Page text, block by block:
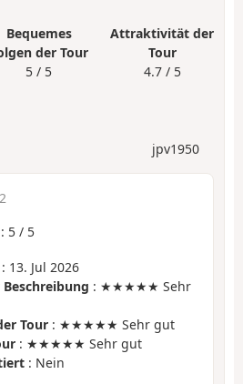
Bequemes
der Tour
5 / 5
Attraktivität der
Tour
4.7 / 5
jpv1950
: 5 / 5
: 13. Jul 2026
: ★★★★★ Sehr
Tour : ★★★★★ Sehr gut
: ★★★★★ Sehr gut
: Nein